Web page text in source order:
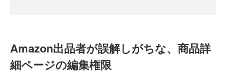
Amazon出品者が誤解しがちな、商品詳
細ページの編集権限